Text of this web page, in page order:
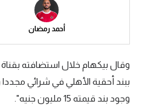
رياضات أخرى
أمم إفريقيا
كرة السلة الأمريكية
أحمد رمضان
وقال بيكهام خلال استضافته
ببند أحقية الأهلي في شرائي
وجود بند قيمته 15 مليون جنيه".